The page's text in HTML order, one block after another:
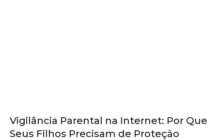
Vigilância Parental na Internet: Por Que
Seus Filhos Precisam de Proteção